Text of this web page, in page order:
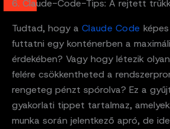
6. Claude-Code-Tips: A rejtett
Tudtad, hogy a Claude Code
futtatni egy konténerben a
érdekében? Vagy hogy létezik
felére csökkentheted a
rengeteg pénzt spórolva? Ez a
gyakorlati tippet tartalmaz,
munka során jelentkező apró, de